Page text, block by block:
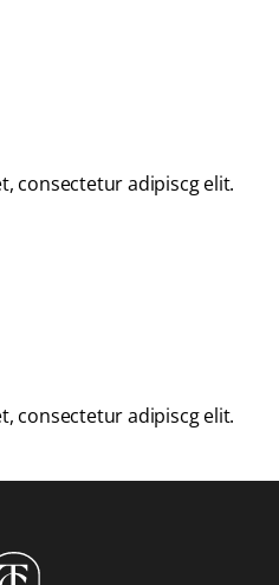
consectetur adipiscg elit.
consectetur adipiscg elit.